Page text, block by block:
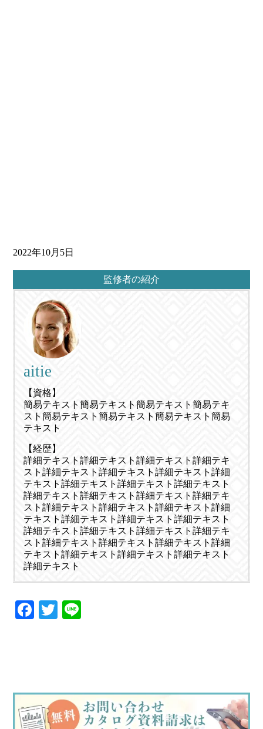
2022年10月5日
監修者の紹介
aitie
【資格】
簡易テキスト簡易テキスト簡易テキスト簡易テキ
スト簡易テキスト簡易テキスト簡易テキスト簡易
テキスト
【経歴】
詳細テキスト詳細テキスト詳細テキスト詳細テキ
スト詳細テキスト詳細テキスト詳細テキスト詳細
テキスト詳細テキスト詳細テキスト詳細テキスト
詳細テキスト詳細テキスト詳細テキスト詳細テキ
スト詳細テキスト詳細テキスト詳細テキスト詳細
テキスト詳細テキスト詳細テキスト詳細テキスト
詳細テキスト詳細テキスト詳細テキスト詳細テキ
スト詳細テキスト詳細テキスト詳細テキスト詳細
テキスト詳細テキスト詳細テキスト詳細テキスト
詳細テキスト
Facebook
Twitter